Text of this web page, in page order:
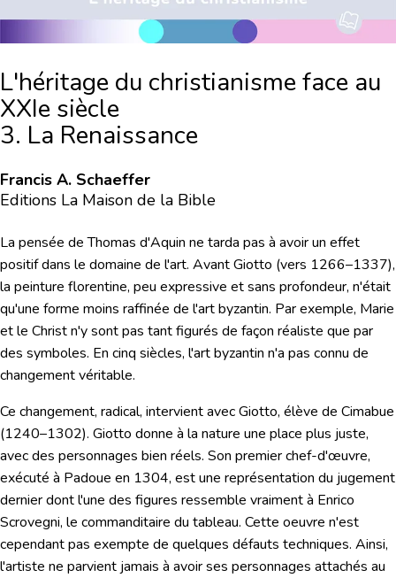
L'héritage du christianisme face au
XXIe siècle
3. La Renaissance
Francis A. Schaeffer
Editions La Maison de la Bible
La pensée de Thomas d'Aquin ne tarda pas à avoir un effet
positif dans le domaine de l'art. Avant Giotto (vers 1266–1337),
la peinture florentine, peu expressive et sans profondeur, n'était
qu'une forme moins raffinée de l'art byzantin. Par exemple, Marie
et le Christ n'y sont pas tant figurés de façon réaliste que par
des symboles. En cinq siècles, l'art byzantin n'a pas connu de
changement véritable.
Ce changement, radical, intervient avec Giotto, élève de Cimabue
(1240–1302). Giotto donne à la nature une place plus juste,
avec des personnages bien réels. Son premier chef-d'œuvre,
exécuté à Padoue en 1304, est une représentation du jugement
dernier dont l'une des figures ressemble vraiment à Enrico
Scrovegni, le commanditaire du tableau. Cette oeuvre n'est
cependant pas exempte de quelques défauts techniques. Ainsi,
l'artiste ne parvient jamais à avoir ses personnages attachés au